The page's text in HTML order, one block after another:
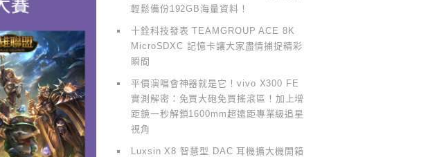
輕鬆備份192GB海量資料！
十銓科技發表 TEAMGROUP ACE 8K
MicroSDXC 記憶卡讓大家盡情捕捉精彩
瞬間
平價演唱會神器就是它！vivo X300 FE
實測解密：免買大砲免買搖滾區！加上增
距鏡一秒解鎖1600mm超遠距專業級追星
視角
Luxsin X8 智慧型 DAC 耳機擴大機開箱